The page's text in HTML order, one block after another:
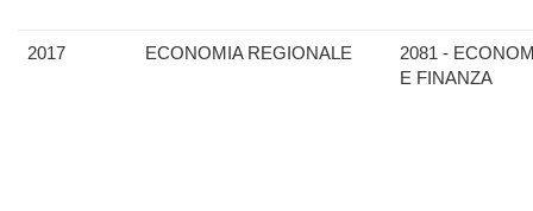
2017 ECONOMIA REGIONALE
2081 -
E FINANZA